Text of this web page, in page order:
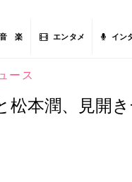
音 楽 エンタメ イン
ース
松本潤、見開